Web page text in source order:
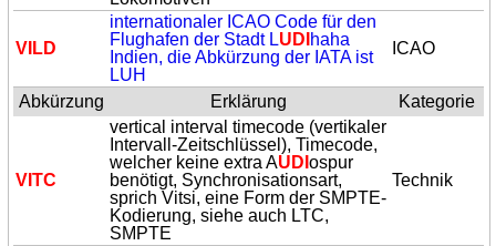
VILD
internationaler ICAO Code für den
Flughafen der Stadt LUDI haha
Indien, die Abkürzung der IATA ist
LUH
ICAO
Abkürzung Erklärung Kategorie
VITC
vertical interval timecode (vertikaler
Intervall-Zeitschlüssel), Timecode,
welcher keine extra AUDIospur
benötigt, Synchronisationsart,
sprich Vitsi, eine Form der SMPTE-
Kodierung, siehe auch LTC,
SMPTE
Technik